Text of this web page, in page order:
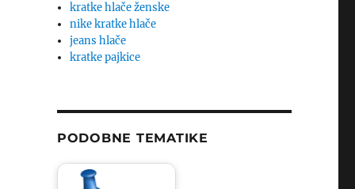
kratke hlače ženske
nike kratke hlače
jeans hlače
kratke pajkice
PODOBNE TEMATIKE